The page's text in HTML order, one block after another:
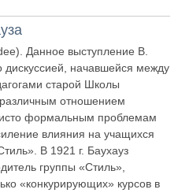
Данное выступление В.
дискуссией, начавшейся между
старой Школы
различным отношением
формальным проблемам
влияния на учащихся
В 1921 г. Баухауз
группы «Стиль»,
«конкурирующих» курсов в